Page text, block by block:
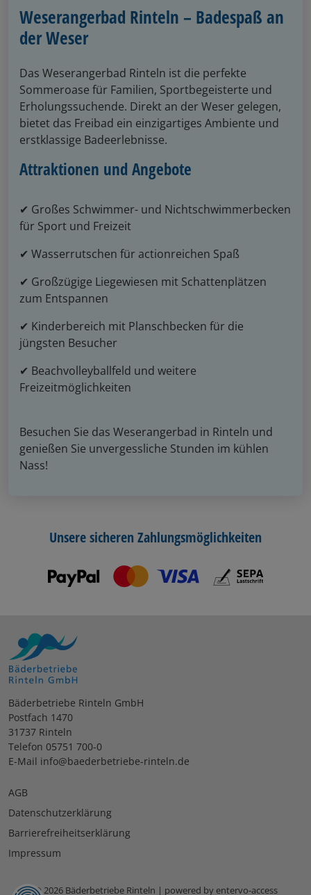
Weserangerbad Rinteln – Badespaß an
der Weser
Das Weserangerbad Rinteln ist die perfekte
Sommeroase für Familien, Sportbegeisterte und
Erholungssuchende. Direkt an der Weser gelegen,
bietet das Freibad ein einzigartiges Ambiente und
erstklassige Badeerlebnisse.
Attraktionen und Angebote
✔ Großes Schwimmer- und Nichtschwimmerbecken
für Sport und Freizeit
✔ Wasserrutschen für actionreichen Spaß
✔ Großzügige Liegewiesen mit Schattenplätzen
zum Entspannen
✔ Kinderbereich mit Planschbecken für die
jüngsten Besucher
✔ Beachvolleyballfeld und weitere
Freizeitmöglichkeiten
Besuchen Sie das Weserangerbad in Rinteln und
genießen Sie unvergessliche Stunden im kühlen
Nass!
Unsere sicheren Zahlungsmöglichkeiten
Bäderbetriebe Rinteln GmbH
Postfach 1470
31737 Rinteln
Telefon 05751 700-0
E-Mail info@baederbetriebe-rinteln.de
AGB
Datenschutzerklärung
Barrierefreiheitserklärung
Impressum
© 2026 Bäderbetriebe Rinteln | powered by entervo-access